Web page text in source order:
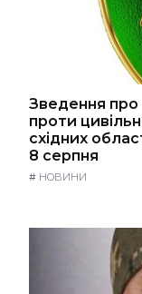
Зведення про
проти
східних
8 серпня
# НОВИНИ